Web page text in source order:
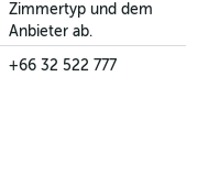
Zimmertyp und dem
Anbieter ab.
+66 32 522 777